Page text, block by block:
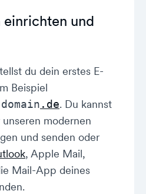
einrichten und
du dein erstes E-
Beispiel
.de. Du kannst
modernen
und senden oder
, Apple Mail,
Mail-App deines